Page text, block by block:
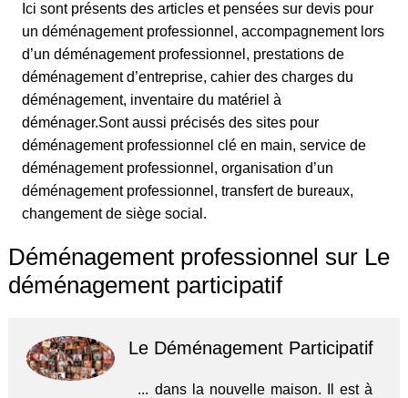
Ici sont présents des articles et pensées sur devis pour
un déménagement professionnel, accompagnement lors
d’un déménagement professionnel, prestations de
déménagement d’entreprise, cahier des charges du
déménagement, inventaire du matériel à
déménager.Sont aussi précisés des sites pour
déménagement professionnel clé en main, service de
déménagement professionnel, organisation d’un
déménagement professionnel, transfert de bureaux,
changement de siège social.
Déménagement professionnel sur Le
déménagement participatif
Le Déménagement Participatif
... dans la nouvelle maison. Il est à